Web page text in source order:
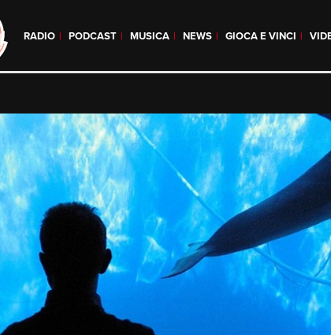
RADIO PODCAST MUSICA NEWS GIOCA E VINCI